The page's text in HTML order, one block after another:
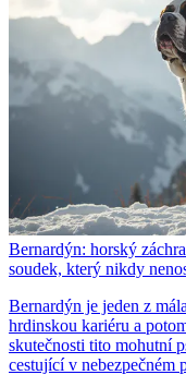
Bernardýn: horský
soudek, který nikdy
Bernardýn je jeden z
hrdinskou kariéru a
skutečnosti tito mohutní
cestující v nebezpečném